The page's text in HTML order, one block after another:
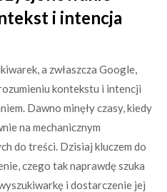
i intencja
a zwłaszcza Google,
kontekstu i intencji
Dawno minęły czasy, kiedy
na mechanicznym
do treści. Dzisiaj kluczem do
czego tak naprawdę szuka
i dostarczenie jej